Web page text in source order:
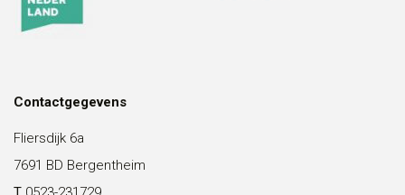
Contactgegevens
Fliersdijk 6a
7691 BD Bergentheim